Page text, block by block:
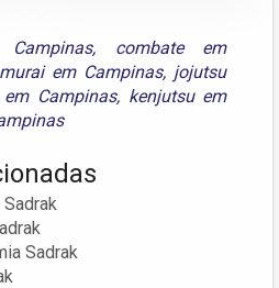
, combate em
em Campinas, jojutsu
Campinas, kenjutsu em
Sadrak